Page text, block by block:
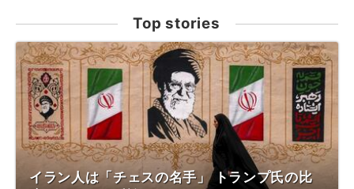
Top stories
イラン人は「チェスの名手」 トランプ氏の比